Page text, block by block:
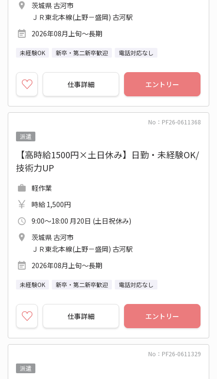
茨城県 古河市
ＪＲ東北本線(上野－盛岡) 古河駅
2026年08月上旬～長期
未経験OK 新卒・第二新卒歓迎 電話対応なし
仕事詳細 エントリー
No：PF26-0611368
派遣
【高時給1500円×土日休み】日勤・未経験OK/
技術力UP
軽作業
時給 1,500円
9:00～18:00 月20日 (土日祝休み)
茨城県 古河市
ＪＲ東北本線(上野－盛岡) 古河駅
2026年08月上旬～長期
未経験OK 新卒・第二新卒歓迎 電話対応なし
仕事詳細 エントリー
No：PF26-0611329
派遣